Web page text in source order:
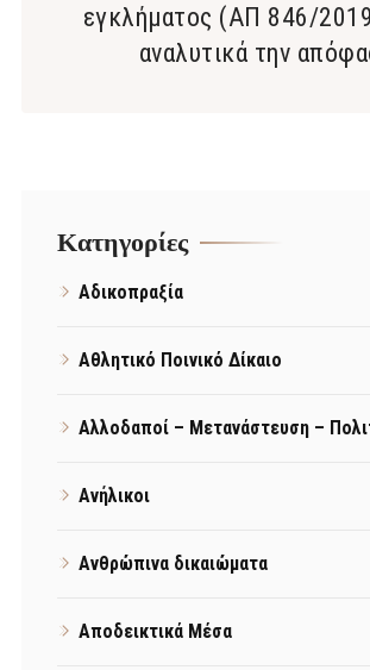
εγκλήματος (ΑΠ 846/
αναλυτικά την
Kατηγορίες
Αδικοπραξία
Αθλητικό Ποινικό Δίκαιο
Αλλοδαποί – Μετανάστευση –
Ανήλικοι
Ανθρώπινα δικαιώματα
Αποδεικτικά Μέσα